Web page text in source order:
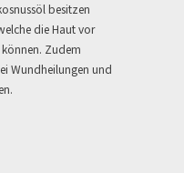
besitzen
die Haut vor
Zudem
Wundheilungen und